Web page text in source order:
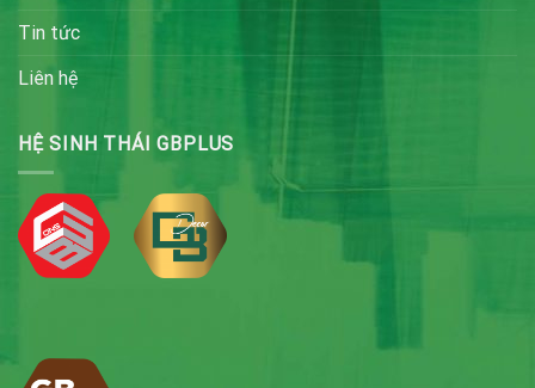
Tin tức
Liên hệ
HỆ SINH THÁI GBPLUS